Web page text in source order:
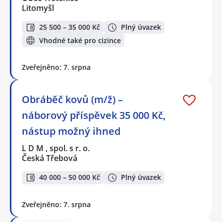
Litomyšl
25 500 – 35 000 Kč
Plný úvazek
Vhodné také pro cizince
Zveřejněno: 7. srpna
Obráběč kovů (m/ž) –
náborový příspěvek 35 000 Kč,
nástup možný ihned
L D M , spol. s r. o.
Česká Třebová
40 000 – 50 000 Kč Plný úvazek
Zveřejněno: 7. srpna